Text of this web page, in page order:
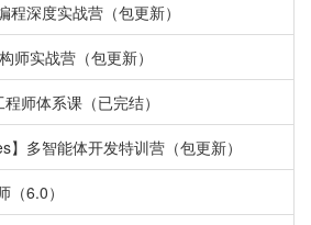
深度实战营（包更新）
师实战营（包更新）
师体系课（已完结）
】多智能体开发特训营（包更新）
6.0）